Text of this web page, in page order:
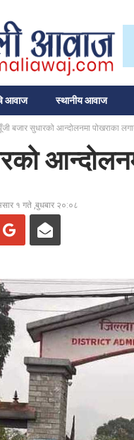
आवाज स्थानीय आवाज
बजार सुधारको आन्दोलनमा पोखराका
१ गते ,बुधबार २०:०८